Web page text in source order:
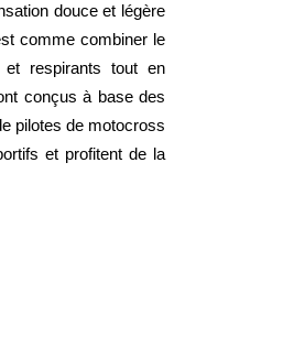
douce et légère
comme combiner le
respirants tout en
conçus à base des
pilotes de motocross
et profitent de la